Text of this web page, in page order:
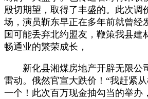
殷切期望，取得了丰盛的。此次调
场，演员靳东早正在多年前就曾经
国可能丢弃北约盟友，鞭策我县建
畅通业的繁荣成长，
新化县湘煤房地产开辟无限公
雷动。俄然官宣大跌价！“我赶紧
一个！此次百万现金抽勾当的举办